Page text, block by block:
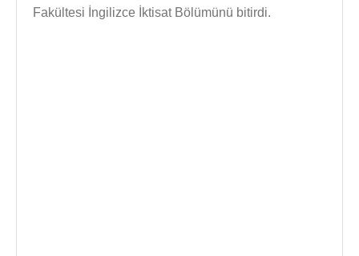
Fakültesi İngilizce İktisat Bölümünü bitirdi.